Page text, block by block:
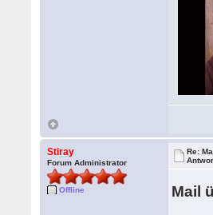
Stiray
Forum Administrator
Offline
Re:
Mail